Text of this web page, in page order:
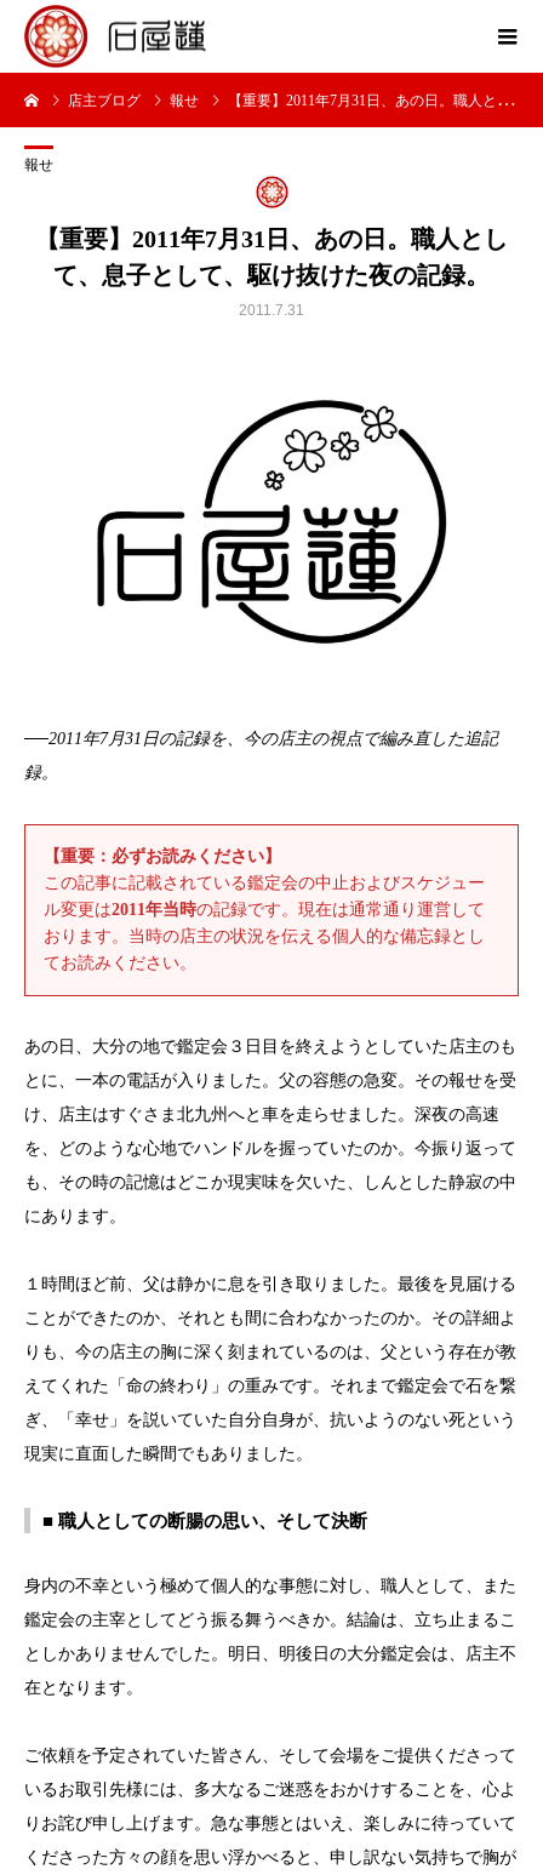
店主ブログ 報せ 【重要】2011年7月31日、あの日。職人として、息子として、駆け抜けた夜の記録。
報せ
【重要】2011年7月31日、あの日。職人とし
て、息子として、駆け抜けた夜の記録。
2011.7.31
──2011年7月31日の記録を、今の店主の視点で編み直した追記
録。
【重要：必ずお読みください】
この記事に記載されている鑑定会の中止およびスケジュー
ル変更は2011年当時の記録です。現在は通常通り運営して
おります。当時の店主の状況を伝える個人的な備忘録とし
てお読みください。
あの日、大分の地で鑑定会３日目を終えようとしていた店主のも
とに、一本の電話が入りました。父の容態の急変。その報せを受
け、店主はすぐさま北九州へと車を走らせました。深夜の高速
を、どのような心地でハンドルを握っていたのか。今振り返って
も、その時の記憶はどこか現実味を欠いた、しんとした静寂の中
にあります。
１時間ほど前、父は静かに息を引き取りました。最後を見届ける
ことができたのか、それとも間に合わなかったのか。その詳細よ
りも、今の店主の胸に深く刻まれているのは、父という存在が教
えてくれた「命の終わり」の重みです。それまで鑑定会で石を繋
ぎ、「幸せ」を説いていた自分自身が、抗いようのない死という
現実に直面した瞬間でもありました。
■ 職人としての断腸の思い、そして決断
身内の不幸という極めて個人的な事態に対し、職人として、また
鑑定会の主宰としてどう振る舞うべきか。結論は、立ち止まるこ
としかありませんでした。明日、明後日の大分鑑定会は、店主不
在となります。
ご依頼を予定されていた皆さん、そして会場をご提供くださって
いるお取引先様には、多大なるご迷惑をおかけすることを、心よ
りお詫び申し上げます。急な事態とはいえ、楽しみに待っていて
くださった方々の顔を思い浮かべると、申し訳ない気持ちで胸が